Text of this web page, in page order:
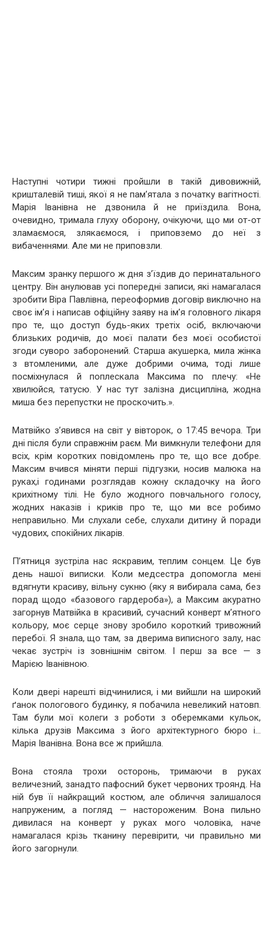
Наступні чотири тижні пройшли в такій дивовижній,
кришталевій тиші, якої я не пам’ятала з початку вагітності.
Марія Іванівна не дзвонила й не приїздила. Вона,
очевидно, тримала глуху оборону, очікуючи, що ми от-от
зламаємося, злякаємося, і приповземо до неї з
вибаченнями. Але ми не приповзли.
Максим зранку першого ж дня з’їздив до перинатального
центру. Він анулював усі попередні записи, які намагалася
зробити Віра Павлівна, переоформив договір виключно на
своє ім’я і написав офіційну заяву на ім’я головного лікаря
про те, що доступ будь-яких третіх осіб, включаючи
близьких родичів, до моєї палати без моєї особистої
згоди суворо заборонений. Старша акушерка, мила жінка
з втомленими, але дуже добрими очима, тоді лише
посміхнулася й поплескала Максима по плечу: «Не
хвилюйся, татусю. У нас тут залізна дисципліна, жодна
миша без перепустки не проскочить.».
Матвійко з’явився на світ у вівторок, о 17:45 вечора. Три
дні після були справжнім раєм. Ми вимкнули телефони для
всіх, крім коротких повідомлень про те, що все добре.
Максим вчився міняти перші підгузки, носив малюка на
руках,і годинами розглядав кожну складочку на його
крихітному тілі. Не було жодного повчального голосу,
жодних наказів і криків про те, що ми все робимо
неправильно. Ми слухали себе, слухали дитину й поради
чудових, спокійних лікарів.
П’ятниця зустріла нас яскравим, теплим сонцем. Це був
день нашої виписки. Коли медсестра допомогла мені
вдягнути красиву, вільну сукню (яку я вибирала сама, без
порад щодо «базового гардероба»), а Максим акуратно
загорнув Матвійка в красивий, сучасний конверт м’ятного
кольору, моє серце знову зробило короткий тривожний
перебої. Я знала, що там, за дверима виписного залу, нас
чекає зустріч із зовнішнім світом. І перш за все — з
Марією Іванівною.
Коли двері нарешті відчинилися, і ми вийшли на широкий
ґанок пологового будинку, я побачила невеликий натовп.
Там були мої колеги з роботи з оберемками кульок,
кілька друзів Максима з його архітектурного бюро і…
Марія Іванівна. Вона все ж прийшла.
Вона стояла трохи осторонь, тримаючи в руках
величезний, занадто пафосний букет червоних троянд. На
ній був її найкращий костюм, але обличчя залишалося
напруженим, а погляд — настороженим. Вона пильно
дивилася на конверт у руках мого чоловіка, наче
намагалася крізь тканину перевірити, чи правильно ми
його загорнули.